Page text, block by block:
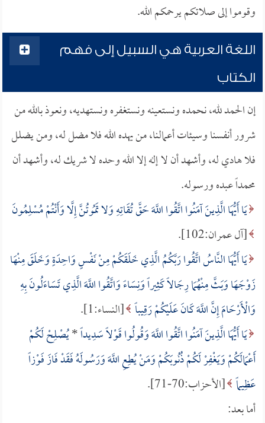
وقوموا إلى صلاتكم يرحمكم الله.
اللغة العربية هي السبيل إلى فهم
الكتاب
إن الحمد لله، نحمده ونستعينه ونستغفره ونستهديه، ونعوذ بالله من
شرور أنفسنا وسيئات أعمالنا، من يهده الله فلا مضل له، ومن يضلل
فلا هادي له، وأشهد أن لا إله إلا الله وحده لا شريك له، وأشهد أن
محمداً عبده ورسوله.
يَا أَيُّهَا الَّذِينَ آمَنُوا اتَّقُوا اللَّهَ حَقَّ تُقَاتِهِ وَلا تَمُوتُنَّ إِلَّا وَأَنْتُمْ مُسْلِمُونَ
[آل عمران:102].
يَا أَيُّهَا النَّاسُ اتَّقُوا رَبَّكُمُ الَّذِي خَلَقَكُمْ مِنْ نَفْسٍ وَاحِدَةٍ وَخَلَقَ مِنْهَا
زَوْجَهَا وَبَثَّ مِنْهُمَا رِجَالاً كَثِيراً وَنِسَاءً وَاتَّقُوا اللَّهَ الَّذِي تَسَاءَلُونَ بِهِ
وَالْأَرْحَامَ إِنَّ اللَّهَ كَانَ عَلَيْكُمْ رَقِيباً [النساء:1].
يَا أَيُّهَا الَّذِينَ آمَنُوا اتَّقُوا اللَّهَ وَقُولُوا قَوْلاً سَدِيداً*يُصْلِحْ لَكُمْ
أَعْمَالَكُمْ وَيَغْفِرْ لَكُمْ ذُنُوبَكُمْ وَمَنْ يُطِعِ اللَّهَ وَرَسُولَهُ فَقَدْ فَازَ فَوْزاً
عَظِيماً [الأحزاب:70-71].
أما بعد: